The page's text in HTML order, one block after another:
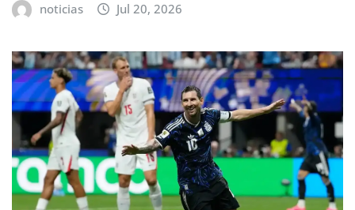
noticias Jul 20, 2026